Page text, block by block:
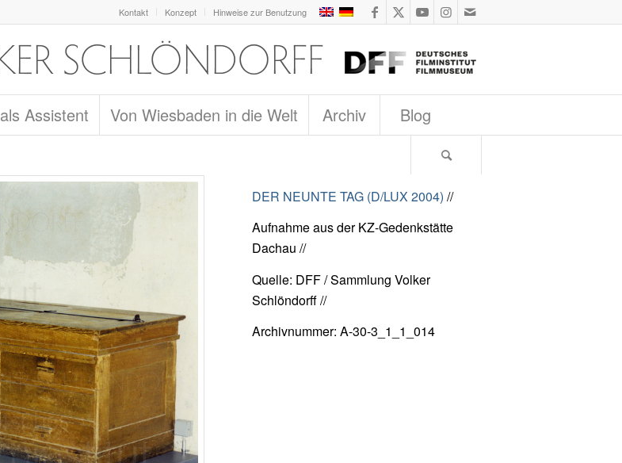
Kontakt Konzept Hinweise zur Benutzung
Assistent Von Wiesbaden in die Welt Archiv Blog
DER NEUNTE TAG (D/LUX 2004) //
Aufnahme aus der KZ-Gedenkstätte
Dachau //
Quelle: DFF / Sammlung Volker
Schlöndorff //
Archivnummer: A-30-3_1_1_014